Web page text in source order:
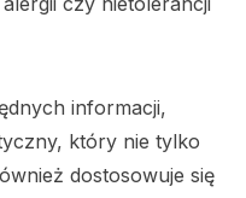
informacji,
który nie tylko
dostosowuje się